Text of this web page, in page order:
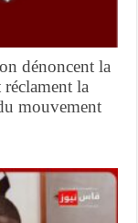
dénoncent la
la
mouvement